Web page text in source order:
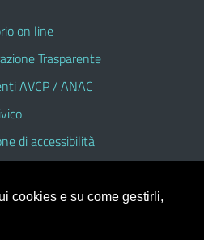
on line
Trasparente
AVCP / ANAC
di accessibilità
© 2026 Istituto
cookies e su come gestirli,